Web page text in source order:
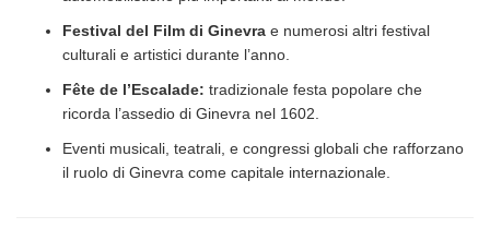
Festival del Film di Ginevra e numerosi altri festival
culturali e artistici durante l’anno.
Fête de l’Escalade: tradizionale festa popolare che
ricorda l’assedio di Ginevra nel 1602.
Eventi musicali, teatrali, e congressi globali che rafforzano
il ruolo di Ginevra come capitale internazionale.